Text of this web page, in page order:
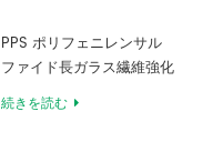
PPS ポリフェニレンサル
ファイド長ガラス繊維強化
コンパウンド
続きを読む